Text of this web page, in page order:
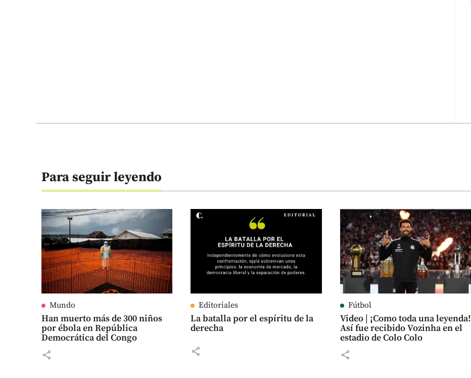
Para seguir leyendo
Mundo
Han muerto más de 300 niños
por ébola en República
Democrática del Congo
share
Editoriales
La batalla por el espíritu de la
derecha
share
Fútbol
Video | ¡Como toda una leyenda!
Así fue recibido Vozinha en el
estadio de Colo Colo
share